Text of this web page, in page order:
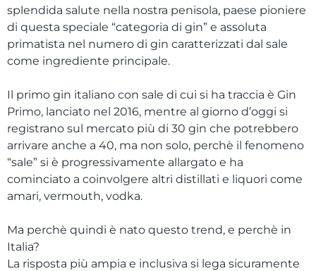
splendida salute nella nostra penisola, paese pioniere
di questa speciale “categoria di gin” e assoluta
primatista nel numero di gin caratterizzati dal sale
come ingrediente principale.
Il primo gin italiano con sale di cui si ha traccia è Gin
Primo, lanciato nel 2016, mentre al giorno d’oggi si
registrano sul mercato più di 30 gin che potrebbero
arrivare anche a 40, ma non solo, perchè il fenomeno
“sale” si è progressivamente allargato e ha
cominciato a coinvolgere altri distillati e liquori come
amari, vermouth, vodka.
Ma perchè quindi è nato questo trend, e perchè in
Italia?
La risposta più ampia e inclusiva si lega sicuramente